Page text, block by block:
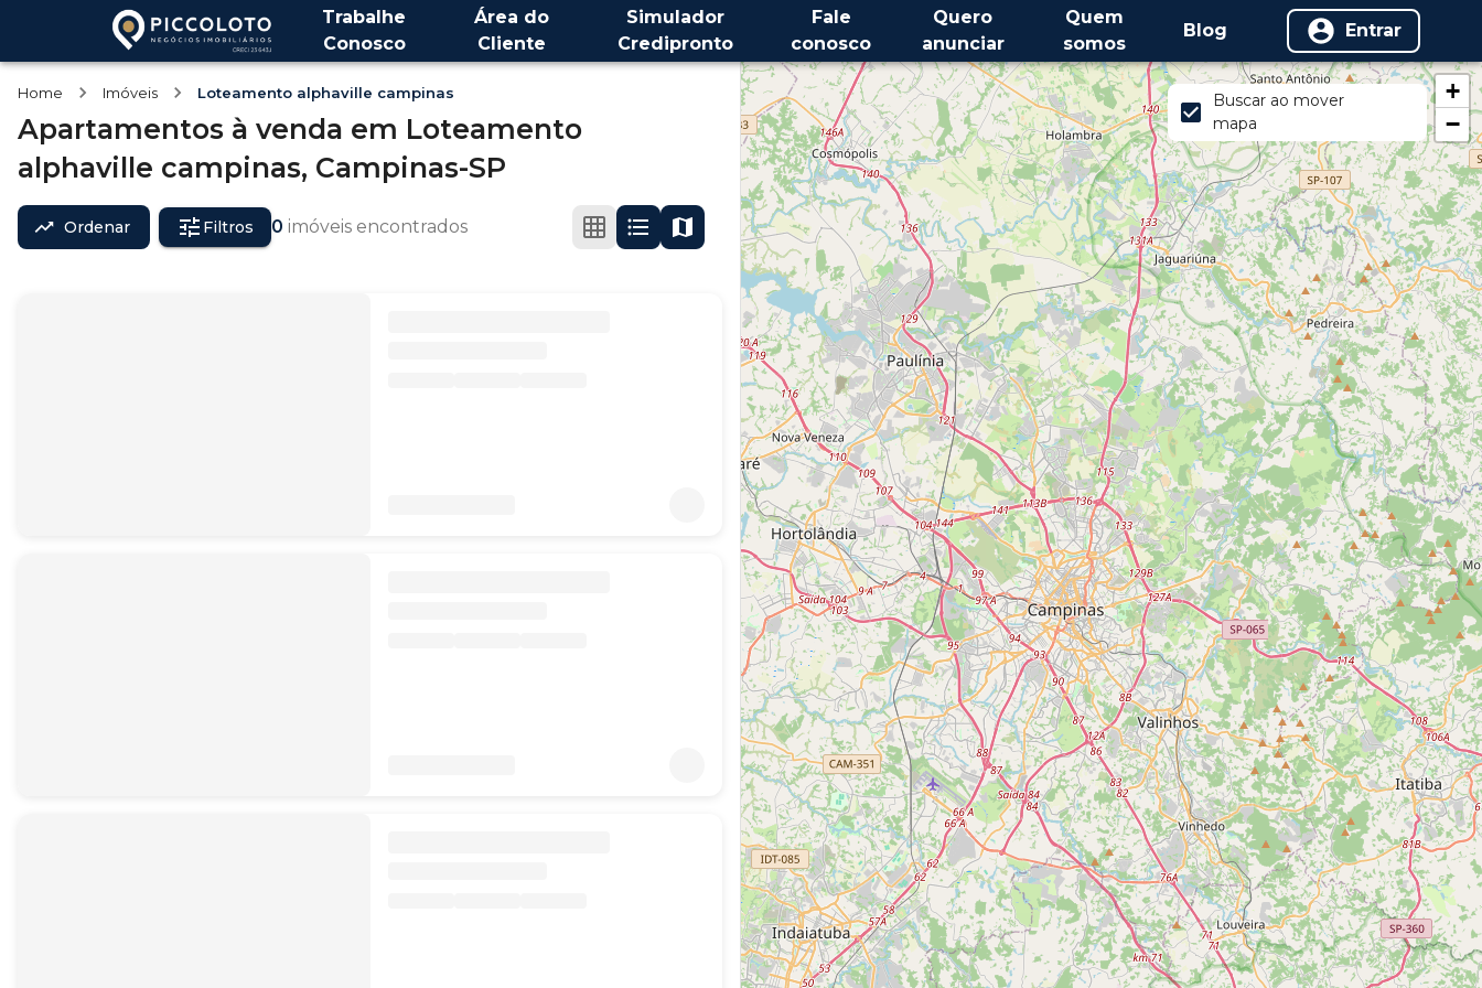
Trabalhe
Conosco
Área do
Cliente
Simulador
Credipronto
Fale
conosco
Quero
anunciar
Quem
somos
Blog Entrar
Home Imóveis Loteamento alphaville campinas
Apartamentos à venda em Loteamento
alphaville campinas, Campinas-SP
Ordenar Filtros 0 imóveis encontrados
+
−
Buscar ao mover
mapa